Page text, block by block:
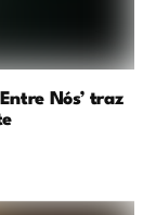
Nós’ traz